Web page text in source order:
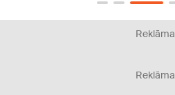
Reklāma
Reklāma